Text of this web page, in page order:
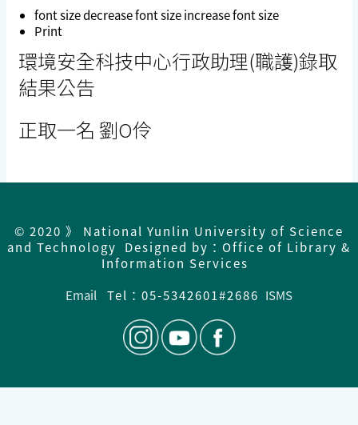
font sizedecrease font size increase font size
Print
環境安全科技中心行政助理(職護)錄取
結果公告
正取一名 劉O伶
© 2020 》 National Yunlin University of Science
and Technology Designed by：Office of Library &
Information Services
Email
Tel：05-5342601#2686 ISMS